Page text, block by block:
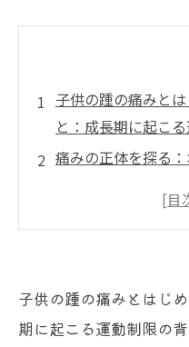
子供の踵の痛みと
と：成長期に起こ
痛みの正体を探る
日常生活と運動へ
みを軽減する秘訣
早期対応の重要性と
子供の踵の痛みとはじ
期に起こる運動制限の